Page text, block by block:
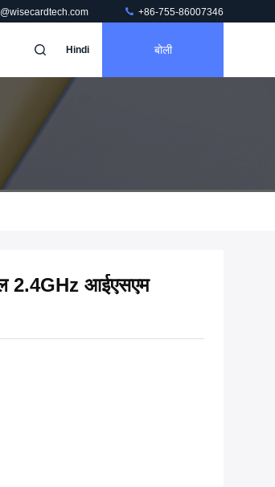
+86-755-86007346
Hindi बोली
2.4GHz आईएसएम